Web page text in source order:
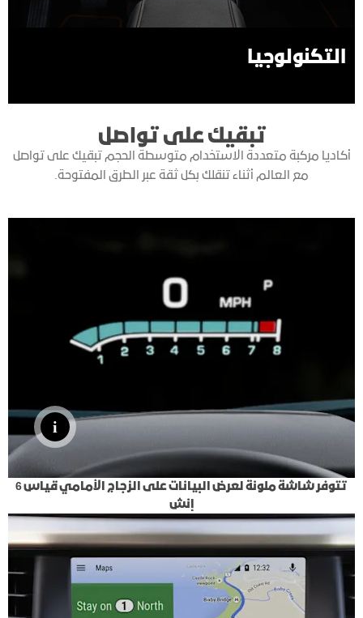
التكنولوجيا
تبقيك على تواصل
أكاديا مركبة متعددة الاستخدام متوسطة الحجم تبقيك على تواصل
مع العالم أثناء تنقلك بكل ثقة عبر الطرق المفتوحة.
تتوفر شاشة ملونة لعرض البيانات على الزجاج الأمامي قياس 6
إنش